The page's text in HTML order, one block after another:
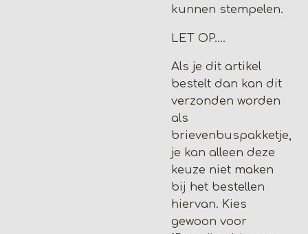
kunnen stempelen.
LET OP....
Als je dit artikel
bestelt dan kan dit
verzonden worden
als
brievenbuspakketje,
je kan alleen deze
keuze niet maken
bij het bestellen
hiervan. Kies
gewoon voor